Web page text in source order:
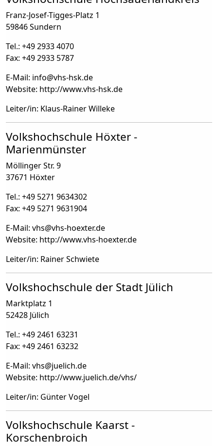
Franz-Josef-Tigges-Platz 1
59846 Sundern
Tel.: +49 2933 4070
Fax: +49 2933 5787
E-Mail: info@vhs-hsk.de
Website: http://www.vhs-hsk.de
Leiter/in: Klaus-Rainer Willeke
Volkshochschule Höxter -
Marienmünster
Möllinger Str. 9
37671 Höxter
Tel.: +49 5271 9634302
Fax: +49 5271 9631904
E-Mail: vhs@vhs-hoexter.de
Website: http://www.vhs-hoexter.de
Leiter/in: Rainer Schwiete
Volkshochschule der Stadt Jülich
Marktplatz 1
52428 Jülich
Tel.: +49 2461 63231
Fax: +49 2461 63232
E-Mail: vhs@juelich.de
Website: http://www.juelich.de/vhs/
Leiter/in: Günter Vogel
Volkshochschule Kaarst -
Korschenbroich